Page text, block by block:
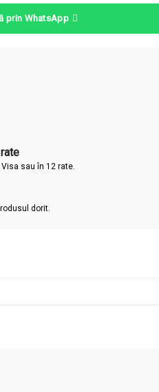
prin WhatsApp
sau în 12 rate.
dorit.